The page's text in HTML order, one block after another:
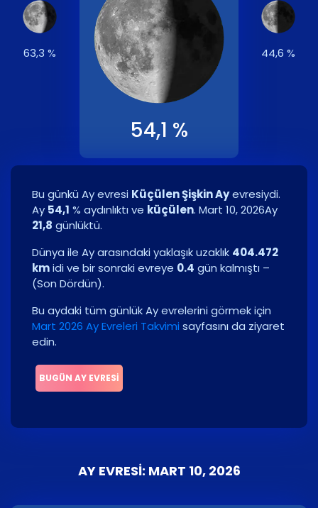
63,3 %
54,1 %
44,6 %
Bu günkü Ay evresi Küçülen Şişkin Ayevresiydi.
Ay 54,1 % aydınlıktı ve küçülen. Mart 10, 2026Ay
21,8 günlüktü.
Dünya ile Ay arasındaki yaklaşık uzaklık 404.472
kmidi ve bir sonraki evreye 0.4 gün kalmıştı –
(Son Dördün).
Bu aydaki tüm günlük Ay evrelerini görmek için
Mart 2026 Ay Evreleri Takvimi sayfasını da ziyaret
edin.
BUGÜN AY EVRESI
AY EVRESI: MART 10, 2026